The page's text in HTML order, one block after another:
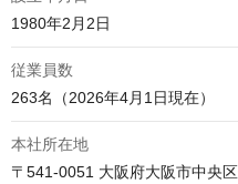
1980年2月2日
従業員数
263名（2026年4月1日現在）
本社所在地
〒541-0051 大阪府大阪市中央